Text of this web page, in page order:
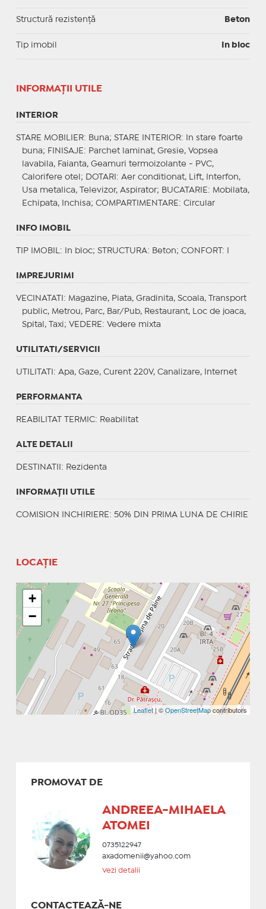
Structură rezistență Beton
Tip imobil In bloc
INFORMAŢII UTILE
INTERIOR
STARE MOBILIER: Buna; STARE INTERIOR: In stare foarte
buna; FINISAJE : Parchet laminat, Gresie, Vopsea
lavabila, Faianta, Geamuri termoizolante - PVC,
Calorifere otel;
DOTARI : Aer conditionat, Lift, Interfon,
Usa metalica, Televizor, Aspirator; BUCATARIE : Mobilata,
Echipata, Inchisa; COMPARTIMENTARE : Circular
INFO IMOBIL
TIP IMOBIL : In bloc; STRUCTURA: Beton; CONFORT : I
IMPREJURIMI
VECINATATI : Magazine, Piata, Gradinita, Scoala, Transport
public, Metrou, Parc, Bar/Pub, Restaurant, Loc de joaca,
Spital, Taxi; VEDERE : Vedere mixta
UTILITATI/SERVICII
UTILITATI : Apa, Gaze, Curent 220V, Canalizare, Internet
PERFORMANTA
REABILITAT TERMIC: Reabilitat
ALTE DETALII
DESTINATII : Rezidenta
INFORMAŢII UTILE
COMISION INCHIRIERE: 50% DIN PRIMA LUNA DE CHIRIE
LOCAȚIE
+
−
Leaflet| ©OpenStreetMapcontributors
PROMOVAT DE
ANDREEA-MIHAELA
ATOMEI
0735122947
axadomenii@yahoo.com
Vezi detalii
CONTACTEAZĂ-NE